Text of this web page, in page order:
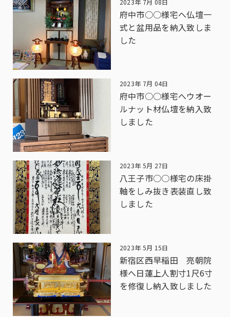
府中市○○様宅へ仏壇一
式と盆用品を納入致しま
した
2023年 7月 04日
府中市○○様宅へウオー
ルナット材仏壇を納入致
しました
2023年 5月 27日
八王子市○○様宅の床掛
軸をしみ抜き表装直し致
しました
2023年 5月 15日
新宿区西早稲田 亮朝院
様へ日蓮上人割寸1尺6寸
を修復し納入致しました